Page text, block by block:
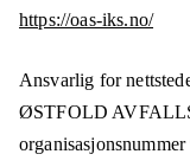
https://oas-iks.no/
Ansvarlig for
ØSTFOLD
organisasjonsnummer